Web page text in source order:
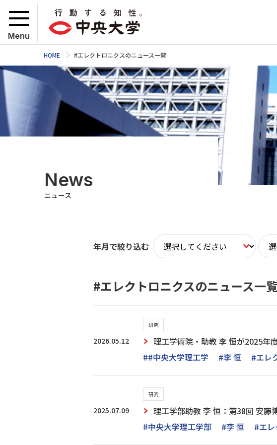
Menu
HOME #エレクトロニクスのニュース一覧
News
ニュース
年月で絞り込む
#エレクトロニクスのニュース一
2026.05.12
研究
理工学術院・助教 李 恒が2025年
##中央大学理工学
#李 恒 #エレ
2025.07.09
研究
理工学部助教 李 恒：第38回 安藤
#中央大学理工学部
#李 恒 #エ